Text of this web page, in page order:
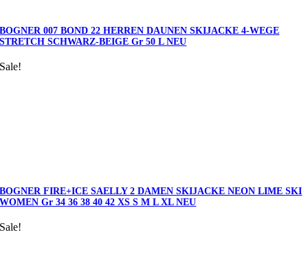
BOGNER 007 BOND 22 HERREN DAUNEN SKIJACKE 4-WEGE
STRETCH SCHWARZ-BEIGE Gr 50 L NEU
Sale!
BOGNER FIRE+ICE SAELLY 2 DAMEN SKIJACKE NEON LIME SKI
WOMEN Gr 34 36 38 40 42 XS S M L XL NEU
Sale!